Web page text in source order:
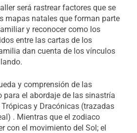
será rastrear factores que se
mapas natales que forman parte
y reconocer como los
entre las cartas de los
dan cuenta de los vínculos
y comprensión de las
para el abordaje de las sinastría
y Dracónicas (trazadas
. Mientras que el zodiaco
con el movimiento del Sol; el